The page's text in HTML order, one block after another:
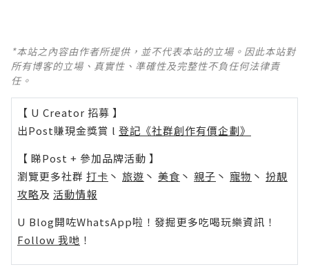
*本站之內容由作者所提供，並不代表本站的立場。因此本站對
所有博客的立場、真實性、準確性及完整性不負任何法律責
任。
【 U Creator 招募 】
出Post賺現金獎賞 l 登記《社群創作有價企劃》
【 睇Post + 參加品牌活動 】
瀏覽更多社群 打卡 丶 旅遊 丶 美食 丶 親子 丶 寵物 丶 扮靚
攻略及 活動情報
U Blog開咗WhatsApp啦！發掘更多吃喝玩樂資訊！
Follow 我哋 ！